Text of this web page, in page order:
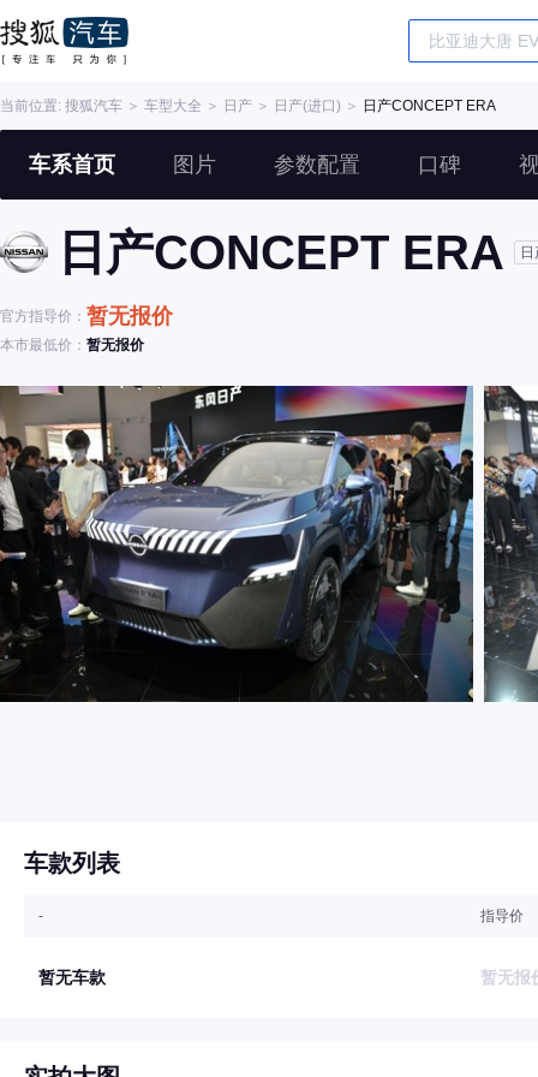
当前位置: 搜狐汽车 ＞ 车型大全 ＞ 日产 ＞ 日产(进口) ＞ 日产CONCEPT ERA
车系首页 图片 参数配置 口碑
日产CONCEPT ERA
官方指导价： 暂无报价
本市最低价： 暂无报价
车款列表
- 指导价
暂无车款 暂无报